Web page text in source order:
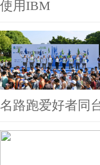
使用IBM
名路跑爱好者同